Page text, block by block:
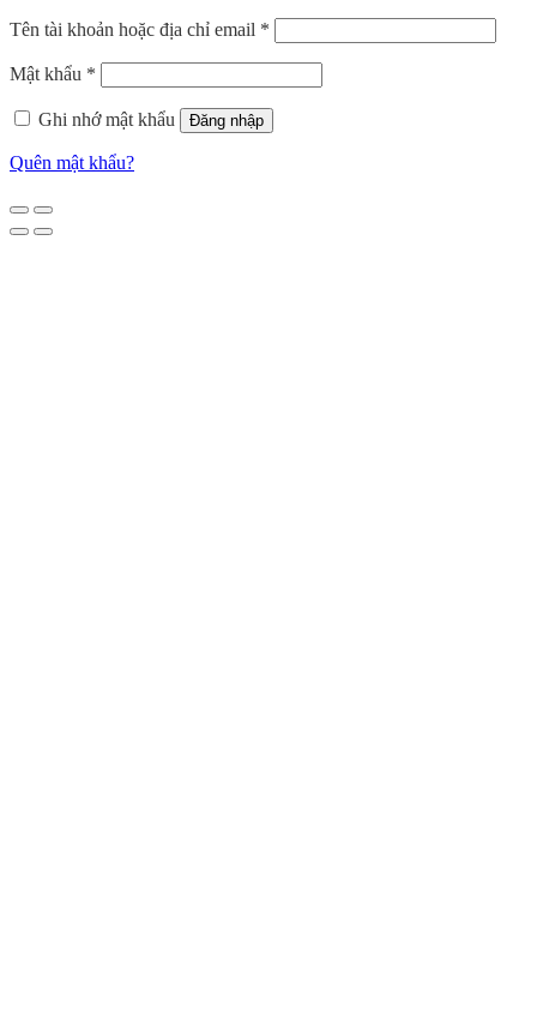
Tên tài khoản hoặc địa chỉ email *
Mật khẩu *
Ghi nhớ mật khẩu Đăng nhập
Quên mật khẩu?